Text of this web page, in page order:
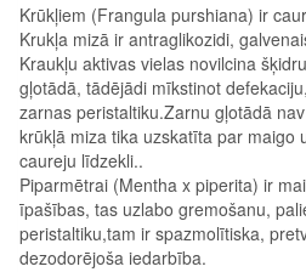
Krūkļiem (Frangula purshiana) ir
Krukļa mizā ir antraglikozidi,
Kraukļu aktivas vielas novilcina
gļotādā, tādējādi mīkstinot
zarnas peristaltiku.Zarnu gļotādā
krūkļā miza tika uzskatīta par maigo
caureju līdzekli..
Piparmētrai (Mentha x piperita) ir
īpašības, tas uzlabo gremošanu,
peristaltiku,tam ir spazmolītiska,
dezodorējoša iedarbība.